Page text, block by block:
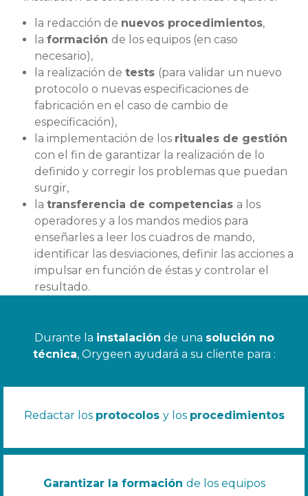
la redacción de nuevos procedimientos,
la formación de los equipos (en caso
necesario),
la realización de tests (para validar un nuevo
protocolo o nuevas especificaciones de
fabricación en el caso de cambio de
especificación),
la implementación de los rituales de gestión
con el fin de garantizar la realización de lo
definido y corregir los problemas que puedan
surgir,
la transferencia de competencias a los
operadores y a los mandos medios para
enseñarles a leer los cuadros de mando,
identificar las desviaciones, definir las acciones a
impulsar en función de éstas y controlar el
resultado.
Durante la instalación de una solución no
técnica, Orygeen ayudará a su cliente para :
Redactar los protocolos y los procedimientos
Garantizar la formación de los equipos